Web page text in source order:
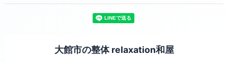
大館市の整体 relaxation和屋